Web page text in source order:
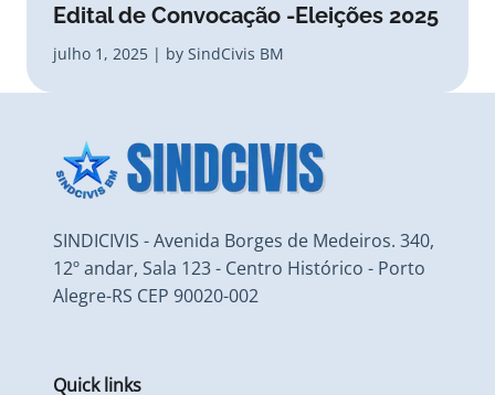
Edital de Convocação -Eleições 2025
julho 1, 2025 | by SindCivis BM
SINDICIVIS - Avenida Borges de Medeiros. 340,
12º andar, Sala 123 - Centro Histórico - Porto
Alegre-RS CEP 90020-002
Quick links